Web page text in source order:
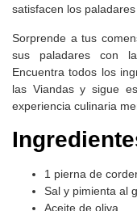
satisfacen los
Sorprende a tus
sus paladares con
Encuentra todos los
las Viandas y sigue
experiencia culinaria
1 pierna de
Sal y pimienta al
Aceite de oliva